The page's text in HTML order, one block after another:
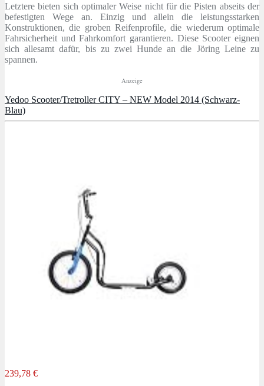
Letztere bieten sich optimaler Weise nicht für die Pisten abseits der
befestigten Wege an. Einzig und allein die leistungsstarken
Konstruktionen, die groben Reifenprofile, die wiederum optimale
Fahrsicherheit und Fahrkomfort garantieren. Diese Scooter eignen
sich allesamt dafür, bis zu zwei Hunde an die Jöring Leine zu
spannen.
Anzeige
Yedoo Scooter/Tretroller CITY – NEW Model 2014 (Schwarz-
Blau)
239,78 €